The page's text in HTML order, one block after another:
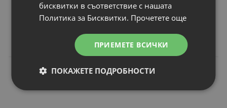
Цена:
17.00 €
33.25 лв.
бисквитки в съответствие с нашата
Политика за Бисквитки. Прочетете още
ПРИЕМЕТЕ ВСИЧКИ
ПОКАЖЕТЕ ПОДРОБНОСТИ